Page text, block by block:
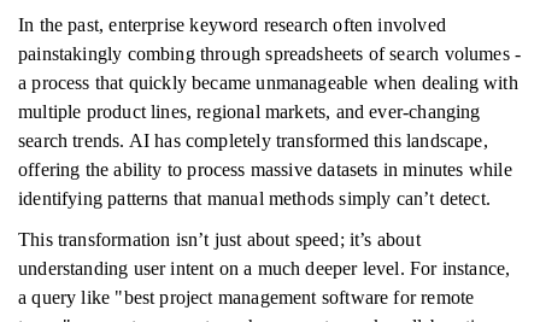
In the past, enterprise keyword research often involved
painstakingly combing through spreadsheets of search volumes -
a process that quickly became unmanageable when dealing with
multiple product lines, regional markets, and ever-changing
search trends. AI has completely transformed this landscape,
offering the ability to process massive datasets in minutes while
identifying patterns that manual methods simply can’t detect.
This transformation isn’t just about speed; it’s about
understanding user intent on a much deeper level. For instance,
a query like "best project management software for remote